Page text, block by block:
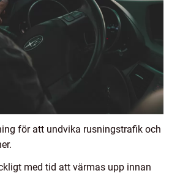
för att undvika rusningstrafik och
med tid att värmas upp innan